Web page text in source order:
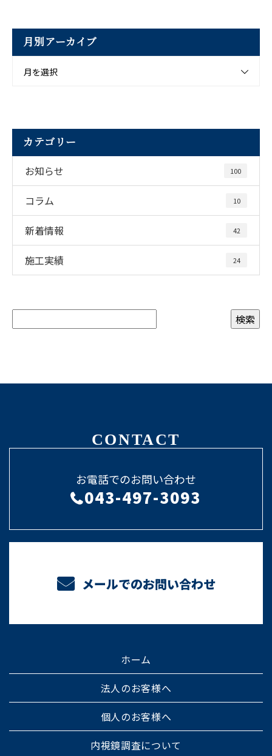
月別アーカイブ
月を選択
カテゴリー
お知らせ 100
コラム 10
新着情報 42
施工実績 24
CONTACT
お電話でのお問い合わせ
043-497-3093
メールでのお問い合わせ
ホーム
法人のお客様へ
個人のお客様へ
内視鏡調査について